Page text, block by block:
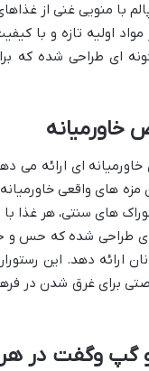
با منویی غنی از
اولیه تازه و با
ای طراحی شده که
ای ارائه می
های واقعی خاورمیانه
های سنتی، هر غذا با
طراحی شده که حس و
ارائه دهد. این
برای غرق شدن در
و گپ وگفت